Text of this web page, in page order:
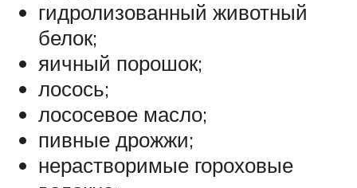
гидролизованный животный
белок;
яичный порошок;
лосось;
лососевое масло;
пивные дрожжи;
нерастворимые гороховые